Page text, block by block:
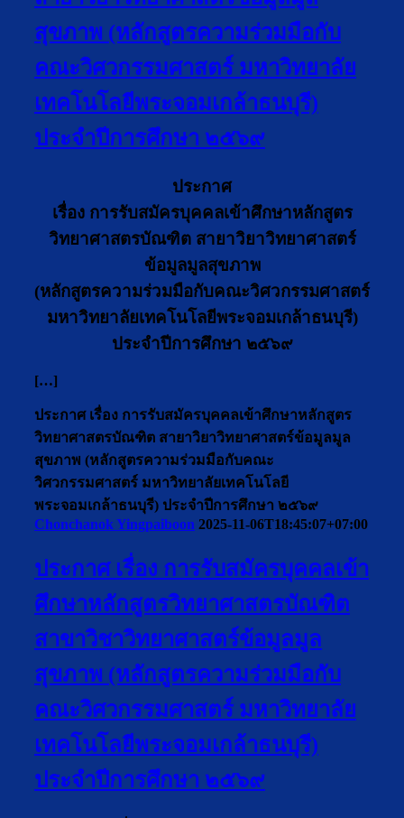
สุขภาพ (หลักสูตรความร่วมมือกับ
คณะวิศวกรรมศาสตร์ มหาวิทยาลัย
เทคโนโลยีพระจอมเกล้าธนบุรี)
ประจำปีการศึกษา ๒๕๖๙
ประกาศ
เรื่อง การรับสมัครบุคคลเข้าศึกษาหลักสูตร
วิทยาศาสตรบัณฑิต สายาวิยาวิทยาศาสตร์
ข้อมูลมูลสุขภาพ
(หลักสูตรความร่วมมือกับคณะวิศวกรรมศาสตร์
มหาวิทยาลัยเทคโนโลยีพระจอมเกล้าธนบุรี)
ประจำปีการศึกษา ๒๕๖๙
[…]
ประกาศ เรื่อง การรับสมัครบุคคลเข้าศึกษาหลักสูตร
วิทยาศาสตรบัณฑิต สายาวิยาวิทยาศาสตร์ข้อมูลมูล
สุขภาพ (หลักสูตรความร่วมมือกับคณะ
วิศวกรรมศาสตร์ มหาวิทยาลัยเทคโนโลยี
พระจอมเกล้าธนบุรี) ประจำปีการศึกษา ๒๕๖๙
Chonchanok Yingpaiboon 2025-11-06T18:45:07+07:00
ประกาศ เรื่อง การรับสมัครบุคคลเข้า
ศึกษาหลักสูตรวิทยาศาสตรบัณฑิต
สาขาวิชาวิทยาศาสตร์ข้อมูลมูล
สุขภาพ (หลักสูตรความร่วมมือกับ
คณะวิศวกรรมศาสตร์ มหาวิทยาลัย
เทคโนโลยีพระจอมเกล้าธนบุรี)
ประจำปีการศึกษา ๒๕๖๙